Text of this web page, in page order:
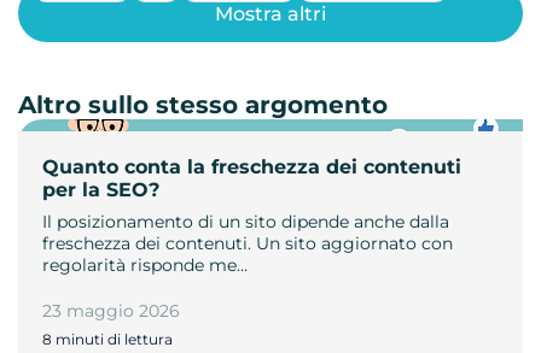
Quanto conta la freschezza dei contenuti
per la SEO?
Il posizionamento di un sito dipende anche dalla
freschezza dei contenuti. Un sito aggiornato con
regolarità risponde me…
23 maggio 2026
8 minuti di lettura
Mostra altri
Altro sullo stesso argomento